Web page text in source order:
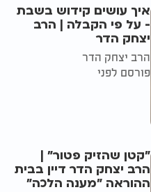
איך עושים קידוש בשבת
- על פי הקבלה | הרב
יצחק הדר
הרב יצחק הדר
פורסם לפני
"קטן שהזיק פטור" |
הרב יצחק הדר דיין בבית
ההוראה "מענה הלכה"